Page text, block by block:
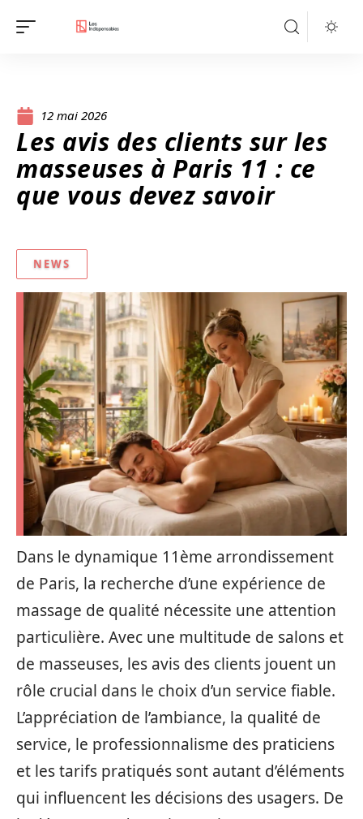
12 mai 2026
Les avis des clients sur les
masseuses à Paris 11 : ce
que vous devez savoir
NEWS
Dans le dynamique 11ème arrondissement
de Paris, la recherche d’une expérience de
massage de qualité nécessite une attention
particulière. Avec une multitude de salons et
de masseuses, les avis des clients jouent un
rôle crucial dans le choix d’un service fiable.
L’appréciation de l’ambiance, la qualité de
service, le professionnalisme des praticiens
et les tarifs pratiqués sont autant d’éléments
qui influencent les décisions des usagers. De